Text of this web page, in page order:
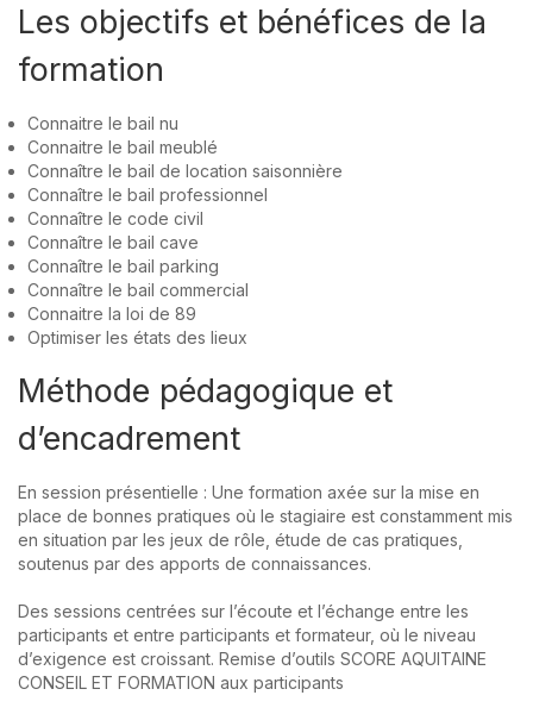
Les objectifs et bénéfices de la
formation
Connaitre le bail nu
Connaitre le bail meublé
Connaître le bail de location saisonnière
Connaître le bail professionnel
Connaître le code civil
Connaître le bail cave
Connaître le bail parking
Connaître le bail commercial
Connaitre la loi de 89
Optimiser les états des lieux
Méthode pédagogique et
d’encadrement
En session présentielle : Une formation axée sur la mise en
place de bonnes pratiques où le stagiaire est constamment mis
en situation par les jeux de rôle, étude de cas pratiques,
soutenus par des apports de connaissances.
Des sessions centrées sur l’écoute et l’échange entre les
participants et entre participants et formateur, où le niveau
d’exigence est croissant. Remise d’outils SCORE AQUITAINE
CONSEIL ET FORMATION aux participants